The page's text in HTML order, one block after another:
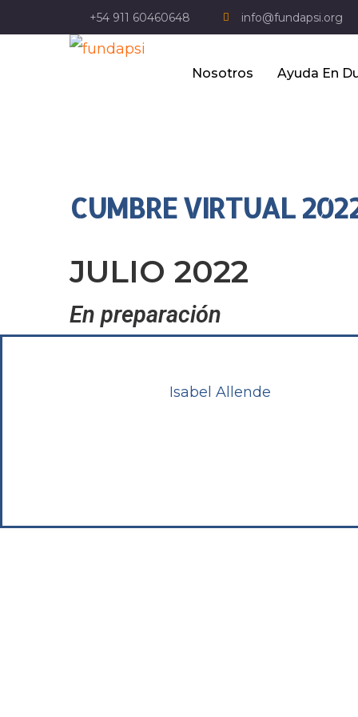
+54 911 60460648 info@fundapsi.org
Nosotros Ayuda En
CUMBRE VIRTUAL
JULIO 2022
En preparación
Isabel Allende